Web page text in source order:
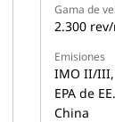
Gama de
2.300
Emisiones
IMO II/III,
EPA de
China